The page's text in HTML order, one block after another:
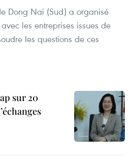
Dong Nai (Sud) a organisé
les entreprises issues de
les questions de ces
sur 20